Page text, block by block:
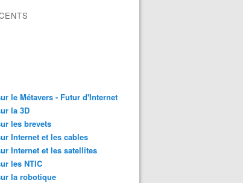
le Métavers - Futur d'Internet
la 3D
les brevets
Internet et les cables
Internet et les satellites
les NTIC
la robotique